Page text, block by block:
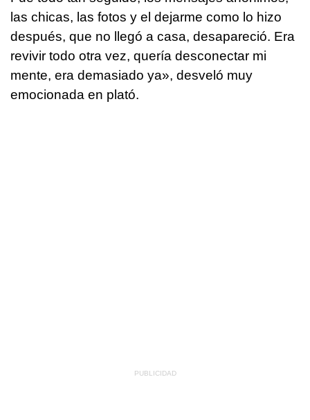
las chicas, las fotos y el dejarme como lo hizo
después, que no llegó a casa, desapareció. Era
revivir todo otra vez, quería desconectar mi
mente, era demasiado ya», desveló muy
emocionada en plató.